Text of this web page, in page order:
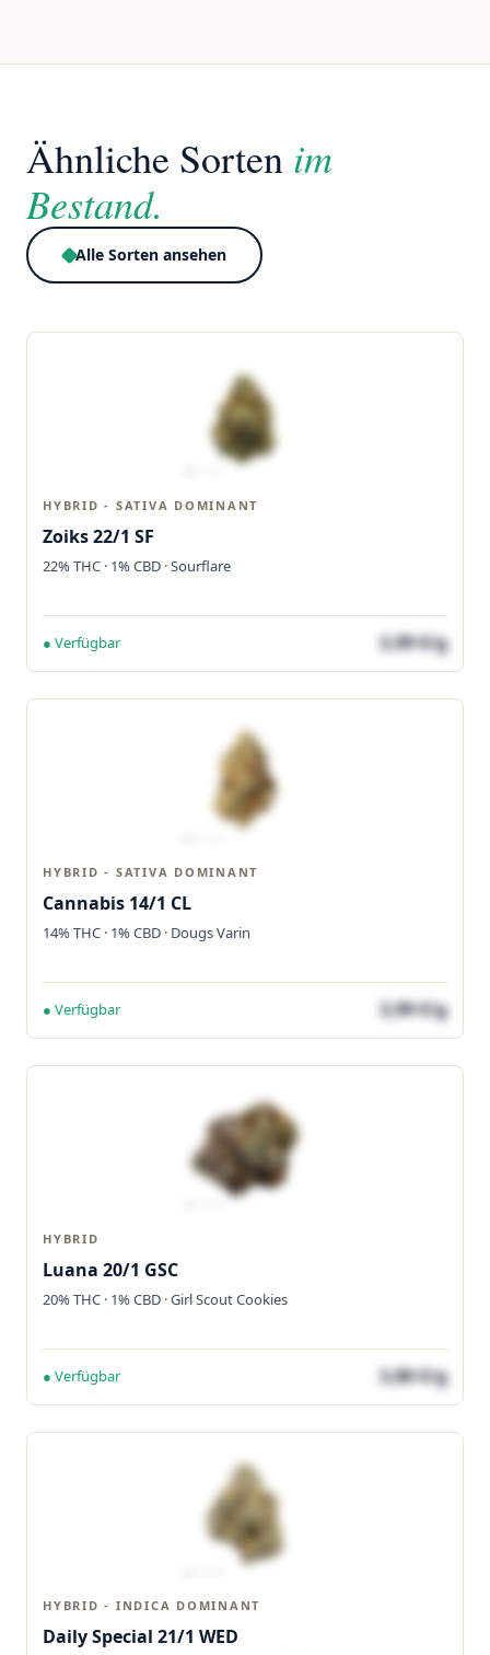
Ähnliche Sorten im
Bestand.
Alle Sorten ansehen
HYBRID - SATIVA DOMINANT
Zoiks 22/1 SF
22% THC · 1% CBD · Sourflare
● Verfügbar 3,99 €/g
HYBRID - SATIVA DOMINANT
Cannabis 14/1 CL
14% THC · 1% CBD · Dougs Varin
● Verfügbar 3,99 €/g
HYBRID
Luana 20/1 GSC
20% THC · 1% CBD · Girl Scout Cookies
● Verfügbar 3,80 €/g
HYBRID - INDICA DOMINANT
Daily Special 21/1 WED